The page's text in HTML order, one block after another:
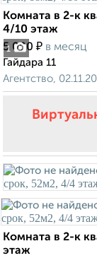
1
Комната в 2-к
4/10 этаж
5 000 ₽ в месяц
Гайдара 11
Агентство,
Комната в 2-к
этаж